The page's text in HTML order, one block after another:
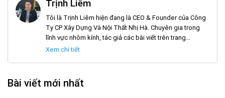
Trịnh Liêm
Tôi là Trịnh Liêm hiện đang là CEO & Founder của Công
Ty CP Xây Dựng Và Nội Thất Nhị Hà. Chuyên gia trong
lĩnh vực nhôm kính, tác giả các bài viết trên trang
noithatnhiha.com
Xem chi tiết
Bài viết mới nhất